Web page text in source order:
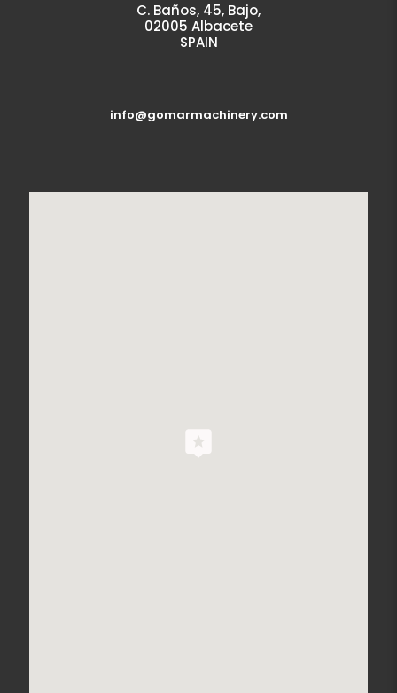
C. Baños, 45, Bajo,
02005 Albacete
SPAIN
info@gomarmachinery.com